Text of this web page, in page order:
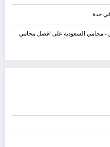
جدة
محامي السعودية على افضل محامي